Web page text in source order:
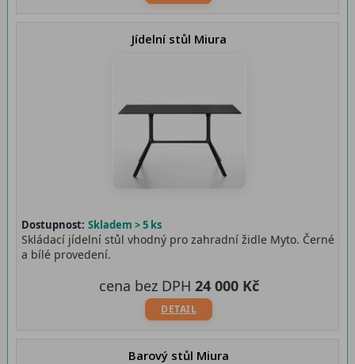
Jídelní stůl Miura
Dostupnost: Skladem > 5 ks
Skládací jídelní stůl vhodný pro zahradní židle Myto. Černé
a bílé provedení.
DETAIL
cena bez DPH 24 000 Kč
Barový stůl Miura